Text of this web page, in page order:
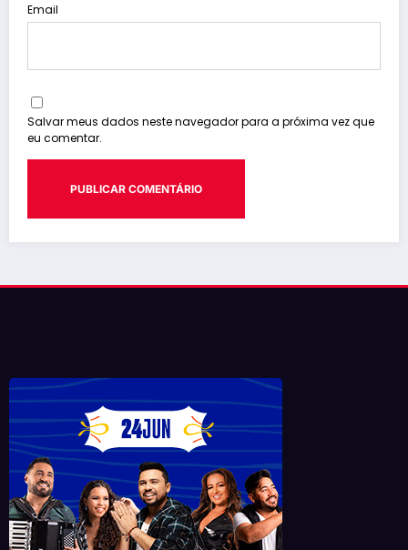
Email
Salvar meus dados neste navegador para a próxima vez que
eu comentar.